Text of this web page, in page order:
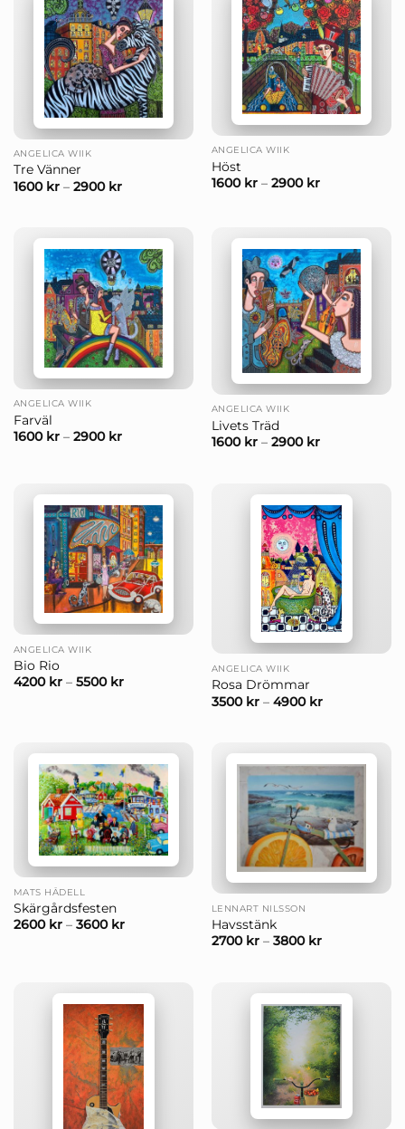
ANGELICA WIIK
Tre Vänner
1600 kr– 2900 kr
ANGELICA WIIK
Höst
1600 kr– 2900 kr
ANGELICA WIIK
Farväl
1600 kr– 2900 kr
ANGELICA WIIK
Livets Träd
1600 kr– 2900 kr
ANGELICA WIIK
Bio Rio
4200 kr– 5500 kr
ANGELICA WIIK
Rosa Drömmar
3500 kr– 4900 kr
MATS HÅDELL
Skärgårdsfesten
2600 kr– 3600 kr
LENNART NILSSON
Havsstänk
2700 kr– 3800 kr